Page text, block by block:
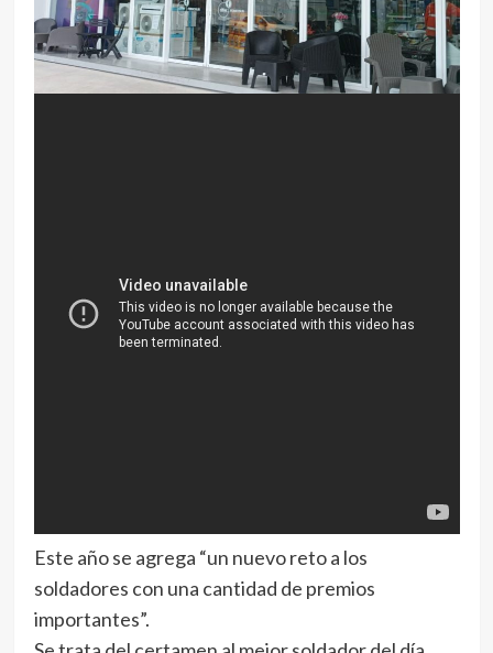
Este año se agrega “un nuevo reto a los
soldadores con una cantidad de premios
importantes”.